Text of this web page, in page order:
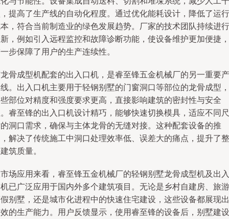
提高了生产线的自动化程度。通过优化能耗设计，降低了运行
，符合当前制造业的绿色发展趋势。厂家的技术团队持续进行
，例如引入远程监控和故障诊断功能，使设备维护更加便捷，
步保障了用户的生产连续性。
骨成型机配套的出入口机，是睿至锋五金机械厂的另一重要产
。出入口机主要用于轻钢别墅的门窗洞口等部位的龙骨成型，
部位对精度和强度要求更高，直接影响建筑的密封性与安全
睿至锋的出入口机设计精巧，能够快速切换模具，适应不同尺
洞口需求，确保与主体龙骨的无缝对接。这种配套设备的推
解决了传统施工中洞口处理效率低、误差大的痛点，提升了整
筑质量。
场应用来看，睿至锋五金机械厂的轻钢别墅龙骨成型机及出入
已广泛应用于国内外多个建筑项目。无论是乡村自建房、旅游
别墅，还是城市化进程中的快速住宅建设，这些设备都展现出
的生产能力。用户反馈显示，使用睿至锋的设备后，别墅建设